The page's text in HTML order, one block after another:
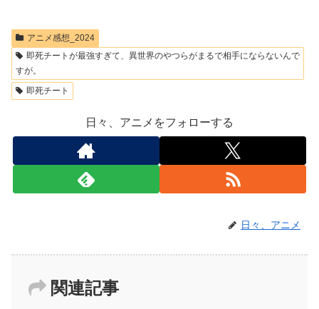
アニメ感想_2024
即死チートが最強すぎて、異世界のやつらがまるで相手にならないんで
すが。
即死チート
日々、アニメをフォローする
日々、アニメ
関連記事